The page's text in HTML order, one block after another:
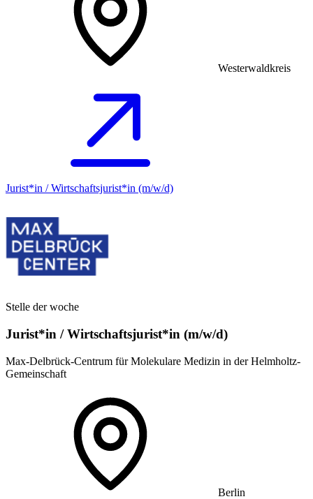
Westerwaldkreis
Jurist*in / Wirtschafts­jurist*in (m/w/d)
Stelle der woche
Jurist*in / Wirtschafts­jurist*in (m/w/d)
Max-Delbrück-Centrum für Molekulare Medizin in der Helmholtz-
Gemeinschaft
Berlin